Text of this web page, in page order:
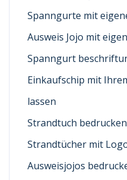
Spanngurte mit
Ausweis Jojo mit
Spanngurt
Einkaufschip mit
lassen
Strandtuch bedrucken
Strandtücher mit
Ausweisjojos